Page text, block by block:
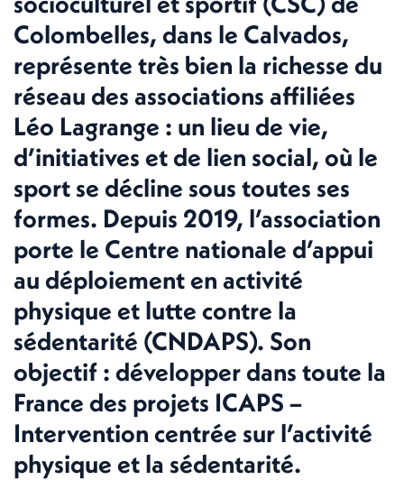
Colombelles, dans le Calvados,
représente très bien la richesse du
réseau des associations affiliées
Léo Lagrange : un lieu de vie,
d’initiatives et de lien social, où le
sport se décline sous toutes ses
formes. Depuis 2019, l’association
porte le Centre nationale d’appui
au déploiement en activité
physique et lutte contre la
sédentarité (CNDAPS). Son
objectif : développer dans toute la
France des projets ICAPS –
Intervention centrée sur l’activité
physique et la sédentarité.